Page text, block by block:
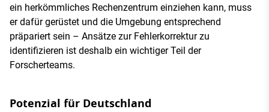
ein herkömmliches Rechenzentrum einziehen kann, muss
er dafür gerüstet und die Umgebung entsprechend
präpariert sein – Ansätze zur Fehlerkorrektur zu
identifizieren ist deshalb ein wichtiger Teil der
Forscherteams.
Potenzial für Deutschland